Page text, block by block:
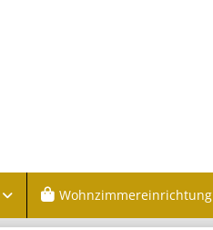
Wohnzimmereinrichtung